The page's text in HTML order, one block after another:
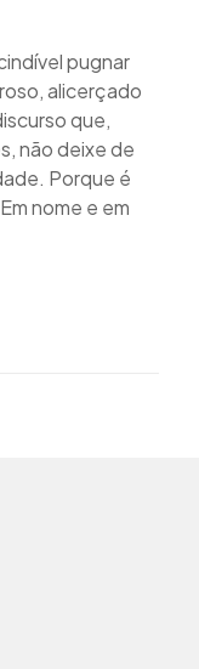
pugnar
alicerçado
que,
não deixe de
Porque é
nome e em